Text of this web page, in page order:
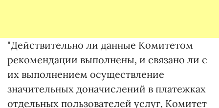
"Действительно ли данные Комитетом
рекомендации выполнены, и связано ли с
их выполнением осуществление
значительных доначислений в платежках
отдельных пользователей услуг, Комитет